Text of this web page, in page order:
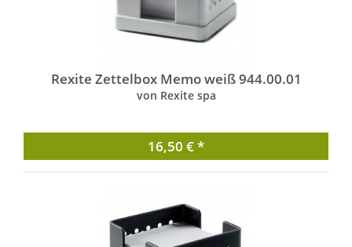
Rexite Zettelbox Memo weiß 944.00.01
von Rexite spa
16,50 € *